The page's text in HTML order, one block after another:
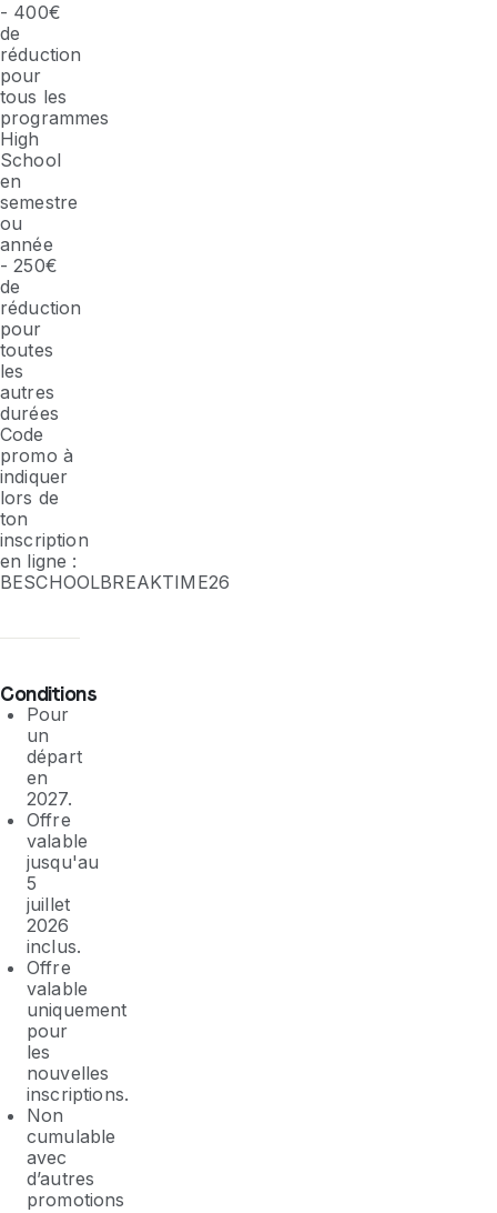
- 400€
de
réduction
pour
tous les
programmes
High
School
en
semestre
ou
année
- 250€
de
réduction
pour
toutes
les
autres
durées
Code
promo à
indiquer
lors de
ton
inscription
en ligne :
BESCHOOLBREAKTIME26
Conditions
Pour
un
départ
en
2027.
Offre
valable
jusqu'au
5
juillet
2026
inclus.
Offre
valable
uniquement
pour
les
nouvelles
inscriptions.
Non
cumulable
avec
d’autres
promotions